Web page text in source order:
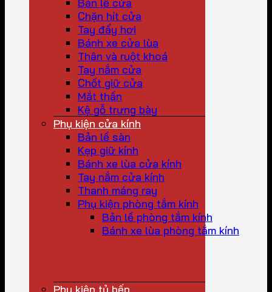
Chặn hít cửa
Tay đẩy hơi
Bánh xe cửa lùa
Thân và ruột khoá
Tay nắm cửa
Chốt giữ cửa
Mắt thần
Kệ gỗ trưng bày
Phụ kiện cửa kính
Bản lề sàn
Kẹp giữ kính
Bánh xe lùa cửa kính
Tay nắm cửa kính
Thanh máng ray
Phụ kiện phòng tắm kính
Bản lề phòng tắm kính
Bánh xe lùa phòng tắm kính
Phụ kiện tủ bếp